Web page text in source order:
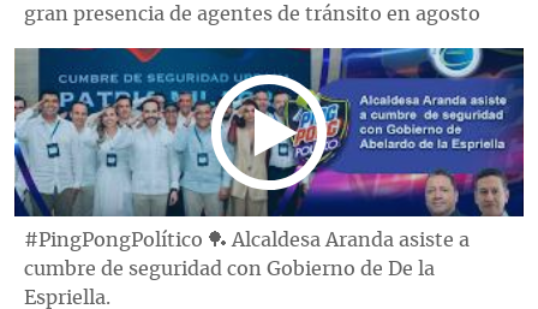
gran presencia de agentes de tránsito en agosto
#PingPongPolítico 🏓 Alcaldesa Aranda asiste a
cumbre de seguridad con Gobierno de De la
Espriella.